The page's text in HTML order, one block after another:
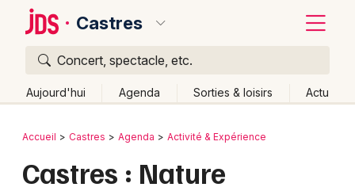
Castres
Concert, spectacle, etc.
Aujourd'hui Agenda Sorties & loisirs Actu
Publier un événement
Bordeaux
Retour
Accueil Castres Agenda Activité & Expérience
Castres : Nature
Quoi ?
Où ?
Partout
Près de moi Changer de lieu